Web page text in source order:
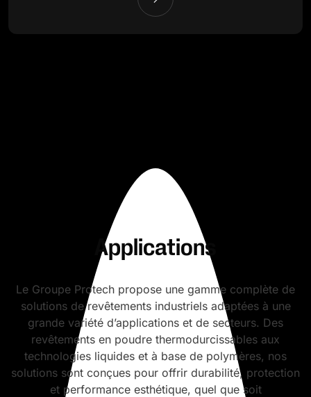
Applications
Le Groupe Protech propose une gamme complète de
solutions de revêtements industriels adaptées à une
grande variété d’applications et de secteurs. Des
revêtements en poudre thermodurcissables aux
technologies liquides et à base de polymères, nos
solutions sont conçues pour offrir durabilité, protection
et performance esthétique, quel que soit